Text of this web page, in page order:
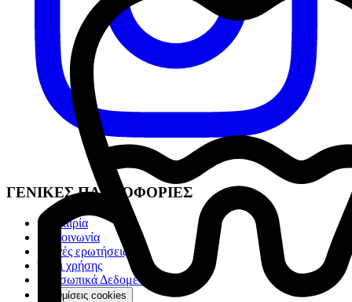
ΓΕΝΙΚΕΣ ΠΛΗΡΟΦΟΡΙΕΣ
Η Εταιρία
Επικοινωνία
Συχνές ερωτήσεις
Όροι χρήσης
Προσωπικά Δεδομένα
Ρυθμίσεις cookies